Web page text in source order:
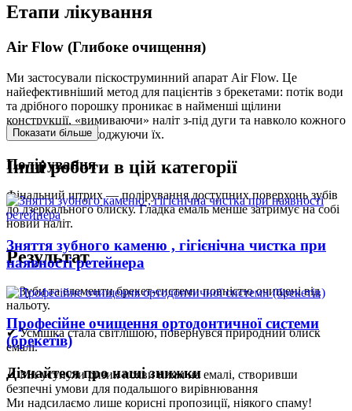
Етапи лікування
Air Flow (Глибоке очищення)
Ми застосували піскоструминний апарат Air Flow. Це
найефективніший метод для пацієнтів з брекетами: потік води
та дрібного порошку проникає в найменші щілини
конструкції, «вимиваючи» наліт з-під дуги та навколо кожного
замочка, не пошкоджуючи їх.
Полірування
Фінальний штрих — полірування доступних поверхонь зубів
до дзеркального блиску. Гладка емаль менше затримує на собі
новий наліт.
Результат
✔ Зуби та елементи брекет-системи повністю очищені від
нальоту.
✔ Усмішка стала світлішою, повернувся природний блиск
емалі.
✔ Ми усунули ризик появи плям на емалі, створивши
безпечні умови для подальшого вирівнювання
Показати більше
Інші роботи в цій категорії
Зняття зубного каменю , гігієнічна чистка при
наявності ретейнера
Професійне очищення ортодонтичної системи
(брекетів)
Дізнайтеся про наші знижки
Ми надсилаємо лише корисні пропозиції, ніякого спаму!